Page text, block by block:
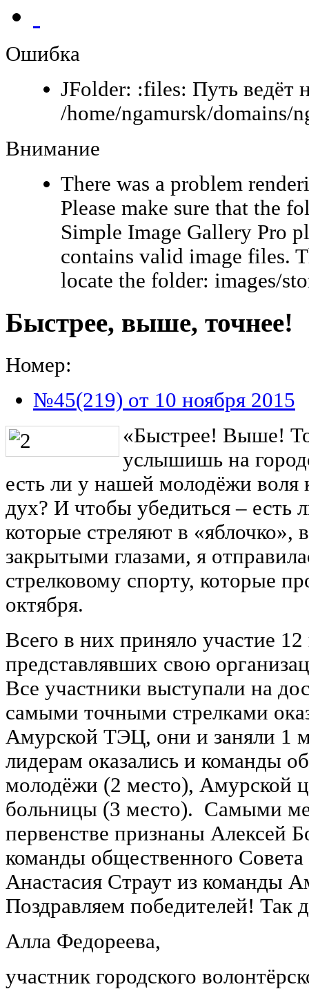
Ошибка
JFolder: :files: Путь ведёт
/home/ngamursk/domains/
Внимание
There was a problem
Please make sure that the
Simple Image Gallery Pro
contains valid image files.
locate the folder: images/
Быстрее, выше, точнее!
Номер:
№45(219) от 10 ноября 2015
«Быстрее! Выше!
услышишь на
есть ли у нашей молодёжи воля
дух? И чтобы убедиться – есть
которые стреляют в «яблочко»,
закрытыми глазами, я
стрелковому спорту, которые
октября.
Всего в них приняло участие
представлявших свою
Все участники выступали на
самыми точными стрелками
Амурской ТЭЦ, они и заняли 1
лидерам оказались и команды
молодёжи (2 место), Амурской
больницы (3 место). Самыми
первенстве признаны Алексей
команды общественного
Анастасия Страут из команды
Поздравляем победителей! Так
Алла Федореева,
участник городского